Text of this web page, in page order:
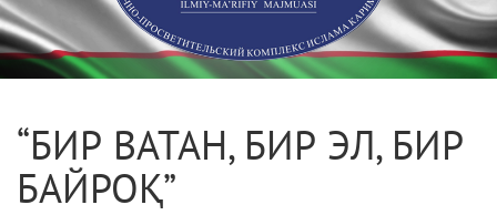
“БИР ВАТАН, БИР ЭЛ, БИР
БАЙРОҚ”